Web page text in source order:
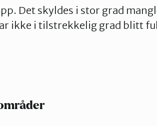
Det skyldes i stor grad
ikke i tilstrekkelig grad blitt